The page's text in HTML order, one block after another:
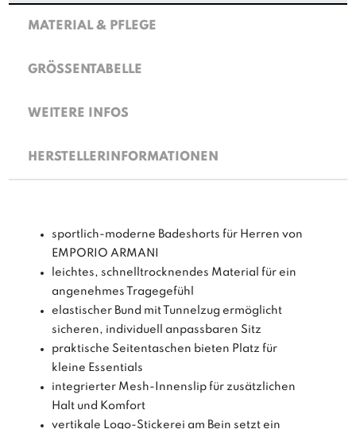
MATERIAL & PFLEGE
GRÖSSENTABELLE
WEITERE INFOS
HERSTELLERINFORMATIONEN
sportlich-moderne Badeshorts für Herren von
EMPORIO ARMANI
leichtes, schnelltrocknendes Material für ein
angenehmes Tragegefühl
elastischer Bund mit Tunnelzug ermöglicht
sicheren, individuell anpassbaren Sitz
praktische Seitentaschen bieten Platz für
kleine Essentials
integrierter Mesh-Innenslip für zusätzlichen
Halt und Komfort
vertikale Logo-Stickerei am Bein setzt ein